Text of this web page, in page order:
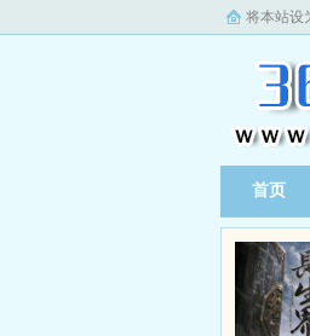
将本站设
首页